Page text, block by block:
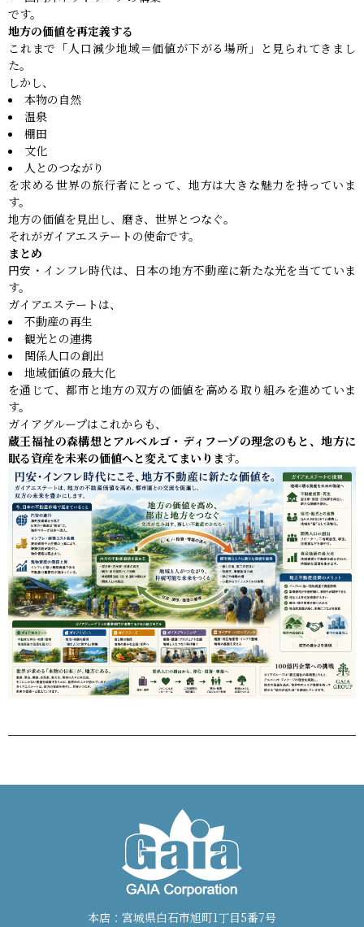
です。
地方の価値を再定義する
これまで「人口減少地域＝価値が下がる場所」と見られてきまし
た。
しかし、
本物の自然
温泉
棚田
文化
人とのつながり
を求める世界の旅行者にとって、地方は大きな魅力を持っていま
す。
地方の価値を見出し、磨き、世界とつなぐ。
それがガイアエステートの使命です。
まとめ
円安・インフレ時代は、日本の地方不動産に新たな光を当てていま
す。
ガイアエステートは、
不動産の再生
観光との連携
関係人口の創出
地域価値の最大化
を通じて、都市と地方の双方の価値を高める取り組みを進めていま
す。
ガイアグループはこれからも、
蔵王福祉の森構想とアルベルゴ・ディフーゾの理念のもと、地方に
眠る資産を未来の価値へと変えてまいります。
本店：宮城県白石市旭町1丁目5番7号